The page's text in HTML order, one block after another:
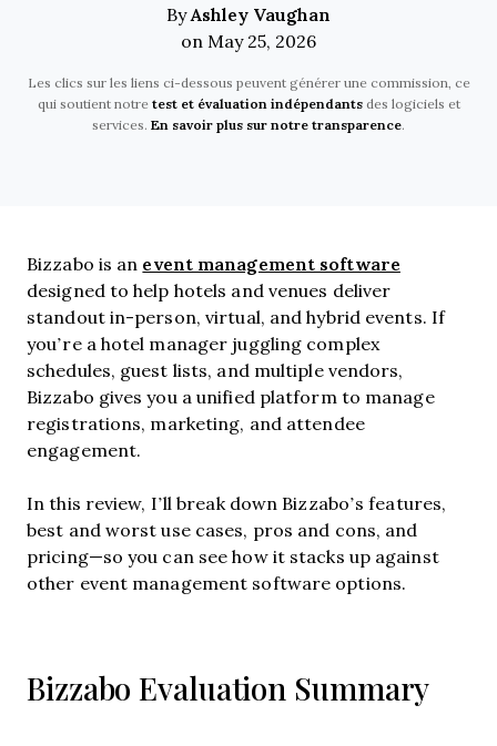
ByAshley Vaughan
on May 25, 2026
Les clics sur les liens ci-dessous peuvent générer une commission, ce
qui soutient notretest et évaluation indépendantsdes logiciels et
services. En savoir plus sur notre transparence.
Bizzabo is an event management software
designed to help hotels and venues deliver
standout in-person, virtual, and hybrid events. If
you’re a hotel manager juggling complex
schedules, guest lists, and multiple vendors,
Bizzabo gives you a unified platform to manage
registrations, marketing, and attendee
engagement.
In this review, I’ll break down Bizzabo’s features,
best and worst use cases, pros and cons, and
pricing—so you can see how it stacks up against
other event management software options.
Bizzabo Evaluation Summary